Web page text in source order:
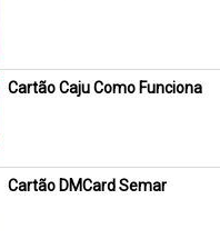
Cartão Caju Como Funciona
Cartão DMCard Semar